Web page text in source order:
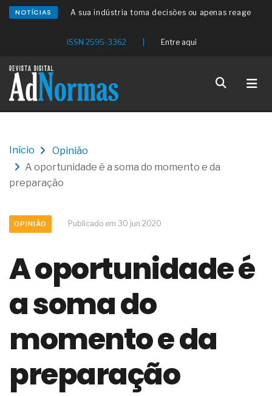
NOTÍCIAS
A sua indústria toma decisões ou apenas reage
Os serviços de reciclagem profunda a frio in situ
tentar criar uma reserva de mercado sobre as
NBR ISO
Os critérios médicos da síndrome metabólica
A prevenção clínica da coceira no ânus
crônica
As causas médicas da queda dos cabelos ou
hidráulicas de concreto de obras
morte precoce e melhora o metabolismo
O desenvolvimento de indicadores nas atividades
de governança das organizações
O desenho industrial ganha espaço como
estratégia competitiva nas empresas
materiais cimentícios com fibra de vidro
A próxima vantagem competitiva não está no
A IA elevou a régua do comprador B2B e a venda
complexa ficou ainda mais humana
ISSN 2595-3362 Entre aqui
Início
Opinião
A oportunidade é a soma do momento e da
preparação
OPINIÃO Publicado em 30 jun 2020
A oportunidade é
a soma do
momento e da
preparação